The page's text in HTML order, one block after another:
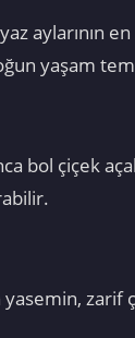
yaz
yaşam
bol çiçek